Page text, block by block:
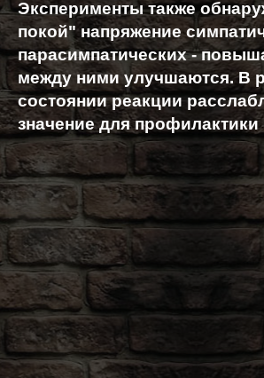
Эксперименты также
покой" напряжение
парасимпатических -
между ними улучшаются. В
состоянии реакции
значение для